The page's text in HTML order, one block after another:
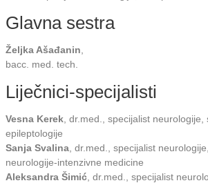
Glavna sestra
Željka Ašađanin
bacc. med. tech.
Liječnici-specijalisti
Vesna Kerek , dr.med., specijalist
epileptologije
Sanja Svalina , dr.med., specijalist
neurologije-intenzivne medicine
Aleksandra Šimić , dr.med., specijalist